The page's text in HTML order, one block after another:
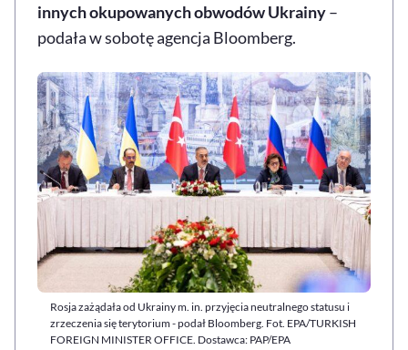
Deklaracja dostępności, otwiera się w nowym oknie
Zgłoś problem
, otwiera się w
innych okupowanych obwodów Ukrainy–
podała w sobotę agencja Bloomberg.
Rosja zażądała od Ukrainy m. in. przyjęcia neutralnego statusu i
zrzeczenia się terytorium - podał Bloomberg. Fot. EPA/TURKISH
FOREIGN MINISTER OFFICE. Dostawca: PAP/EPA